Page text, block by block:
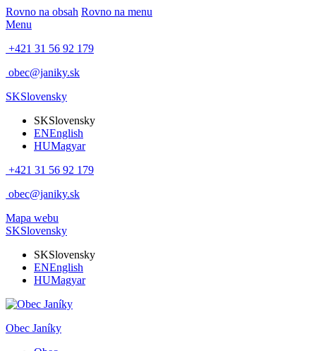
Rovno na obsah Rovno na menu
Menu
+421 31 56 92 179
obec@janiky.sk
SKSlovensky
SKSlovensky
ENEnglish
HUMagyar
+421 31 56 92 179
obec@janiky.sk
Mapa webu
SKSlovensky
SKSlovensky
ENEnglish
HUMagyar
Obec Janíky